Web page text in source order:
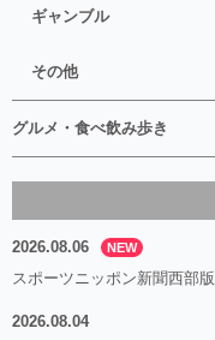
ギャンブル
その他
グルメ・食べ飲み歩き
2026.08.06 NEW
スポーツニッポン新聞西部版
2026.08.04